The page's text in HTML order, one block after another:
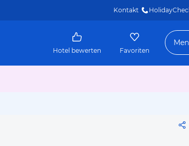
Kontakt
Hotel bewerten Favoriten